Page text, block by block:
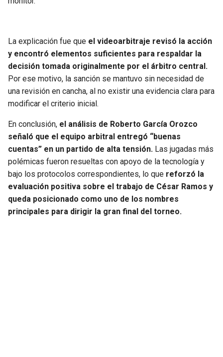
La explicación fue que el videoarbitraje revisó la acción
y encontró elementos suficientes para respaldar la
decisión tomada originalmente por el árbitro central.
Por ese motivo, la sanción se mantuvo sin necesidad de
una revisión en cancha, al no existir una evidencia clara para
modificar el criterio inicial.
En conclusión, el análisis de Roberto García Orozco
señaló que el equipo arbitral entregó “buenas
cuentas” en un partido de alta tensión. Las jugadas más
polémicas fueron resueltas con apoyo de la tecnología y
bajo los protocolos correspondientes, lo que reforzó la
evaluación positiva sobre el trabajo de César Ramos y
queda posicionado como uno de los nombres
principales para dirigir la gran final del torneo.